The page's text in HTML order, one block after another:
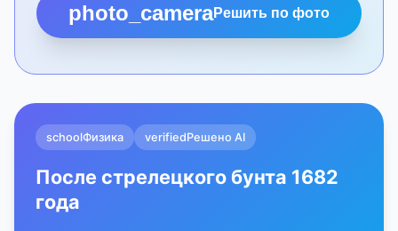
photo_cameraРешить по фото
schoolФизика verifiedРешено AI
После стрелецкого бунта 1682
года